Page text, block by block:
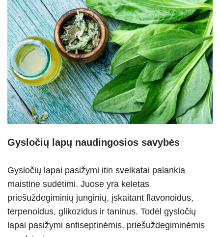
Gysločių lapų naudingosios savybės
Gysločių lapai pasižymi itin sveikatai palankia
maistine sudėtimi. Juose yra keletas
priešuždegiminių junginių, įskaitant flavonoidus,
terpenoidus, glikozidus ir taninus. Todėl gysločių
lapai pasižymi antiseptinėmis, priešuždegiminėmis